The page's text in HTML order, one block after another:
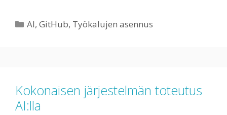
Kategoriat
AI,GitHub, Työkalujen asennus
Kokonaisen järjestelmän toteutus
AI:lla